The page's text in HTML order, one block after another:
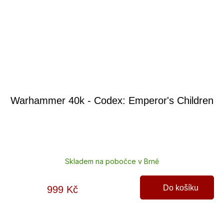
Warhammer 40k - Codex: Emperor's Children
Skladem na pobočce v Brně
999 Kč Do košíku